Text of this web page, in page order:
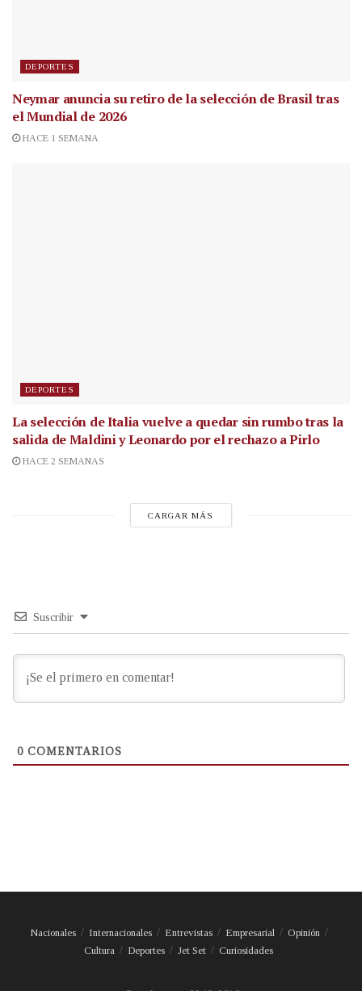
DEPORTES
Neymar anuncia su retiro de la selección de Brasil tras
el Mundial de 2026
HACE 1 SEMANA
DEPORTES
La selección de Italia vuelve a quedar sin rumbo tras la
salida de Maldini y Leonardo por el rechazo a Pirlo
HACE 2 SEMANAS
CARGAR MÁS
Suscribir
0 COMENTARIOS
Nacionales Internacionales Entrevistas Empresarial
Opinión
Cultura
Deportes Jet Set Curiosidades